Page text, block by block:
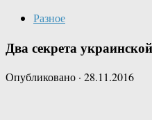
Разное
Два секрета
Опубликовано · 28.11.2016